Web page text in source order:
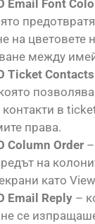
Font
на цветовете
между
Contacts
в
права.
Order
на
като
Reply –
се